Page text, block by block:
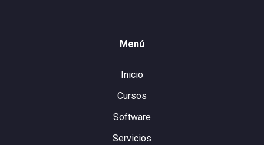
Menú
Inicio
Cursos
Software
Servicios